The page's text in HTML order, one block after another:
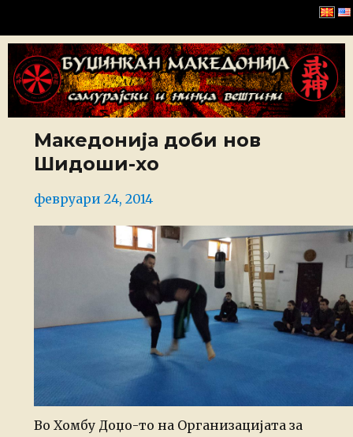
Буџинкан Македонија
Македонија доби нов
Шидоши-хо
Posted
февруари 24, 2014
Во Хомбу Доџо-то на Организацијата за